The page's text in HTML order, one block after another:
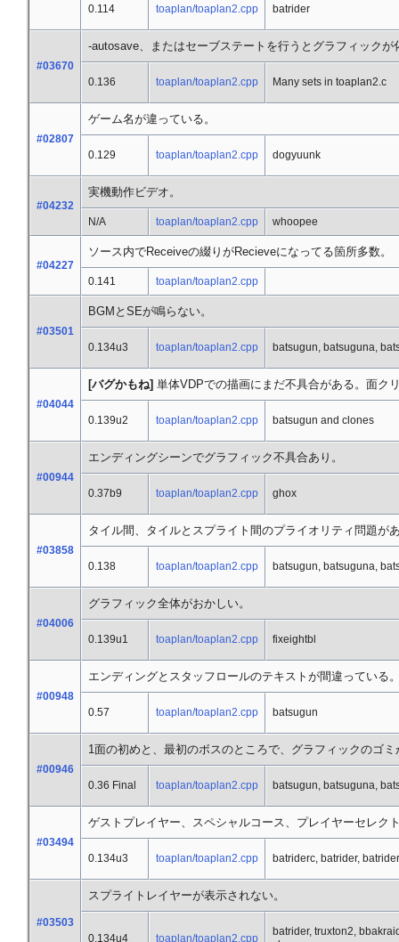
0.114 toaplan/toaplan2.cpp batrider
#03670
-autosave、またはセーブステートを行うとグラフィックが
0.136 toaplan/toaplan2.cpp Many sets in toaplan2.c
#02807
ゲーム名が違っている。
0.129 toaplan/toaplan2.cpp dogyuunk
#04232
実機動作ビデオ。
N/A toaplan/toaplan2.cpp whoopee
#04227
ソース内でReceiveの綴りがRecieveになってる箇所多数。
0.141 toaplan/toaplan2.cpp
#03501
BGMとSEが鳴らない。
0.134u3 toaplan/toaplan2.cpp batsugun, batsuguna,
#04044
[バグかもね] 単体VDPでの描画にまだ不具合がある。面ク
0.139u2 toaplan/toaplan2.cpp batsugun and clones
#00944
エンディングシーンでグラフィック不具合あり。
0.37b9 toaplan/toaplan2.cpp ghox
#03858
タイル間、タイルとスプライト間のプライオリティ問題が
0.138 toaplan/toaplan2.cpp batsugun, batsuguna,
#04006
グラフィック全体がおかしい。
0.139u1 toaplan/toaplan2.cpp fixeightbl
#00948
エンディングとスタッフロールのテキストが間違っている
0.57 toaplan/toaplan2.cpp batsugun
#00946
1面の初めと、最初のボスのところで、グラフィックのゴ
0.36 Final toaplan/toaplan2.cpp batsugun, batsuguna,
#03494
ゲストプレイヤー、スペシャルコース、プレイヤーセレク
0.134u3 toaplan/toaplan2.cpp batriderc, batrider,
#03503
スプライトレイヤーが表示されない。
0.134u4 toaplan/toaplan2.cpp
batrider, truxton2,